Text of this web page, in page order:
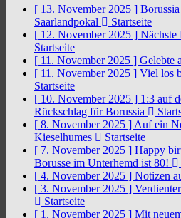
[ 13. November 2025 ]
Saarlandpokal
Startseite
[ 12. November 2025 ] Nächste
Startseite
[ 11. November 2025 ] Gelebte
[ 11. November 2025 ] Viel los
Startseite
[ 10. November 2025 ] 1:3 auf
Rückschlag für Borussia
[ 8. November 2025 ] Auf ein
Kieselhumes
Startseite
[ 7. November 2025 ] Happy
Borusse im Unterhemd ist 80!
[ 4. November 2025 ] Notizen
[ 3. November 2025 ]
Startseite
[ 1. November 2025 ] Mit